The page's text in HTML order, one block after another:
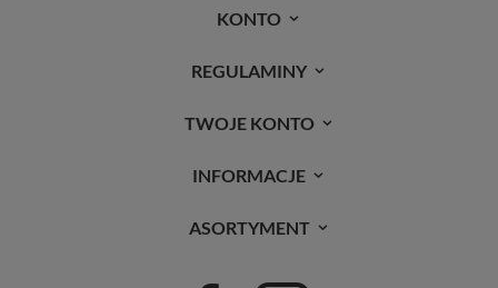
KONTO
REGULAMINY
TWOJE KONTO
INFORMACJE
ASORTYMENT